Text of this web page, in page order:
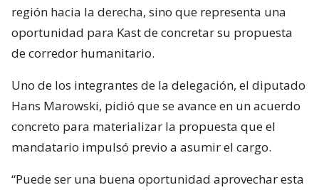
región hacia la derecha, sino que representa una
oportunidad para Kast de concretar su propuesta
de corredor humanitario.
Uno de los integrantes de la delegación, el diputado
Hans Marowski, pidió que se avance en un acuerdo
concreto para materializar la propuesta que el
mandatario impulsó previo a asumir el cargo.
“Puede ser una buena oportunidad aprovechar esta